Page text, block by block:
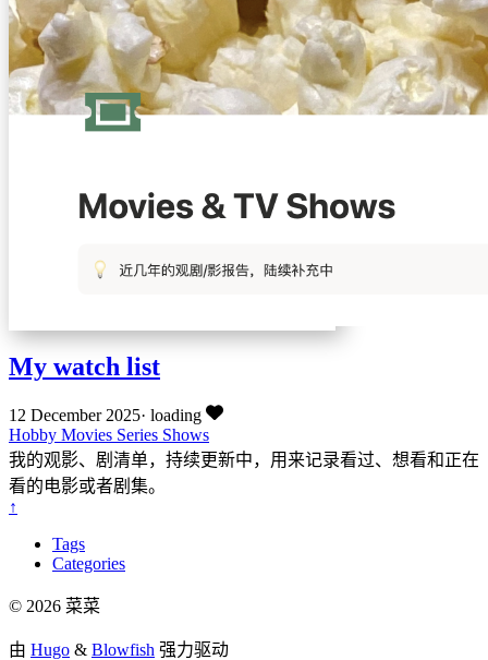
My watch list
12 December 2025· loading
Hobby Movies Series Shows
我的观影、剧清单，持续更新中，用来记录看过、想看和正在
看的电影或者剧集。
↑
Tags
Categories
© 2026 菜菜
由 Hugo & Blowfish 强力驱动